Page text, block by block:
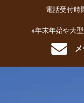
電話受付時
※年末年始や大